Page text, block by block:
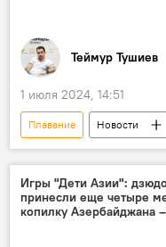
Теймур Тушиев
1 июля 2024, 14:51
Плавание Новости
Якутск
VIII Игры
Азербайджан
Сулейман Исмаилзаде
Игры "Дети Азии":
принесли еще четыре
копилку